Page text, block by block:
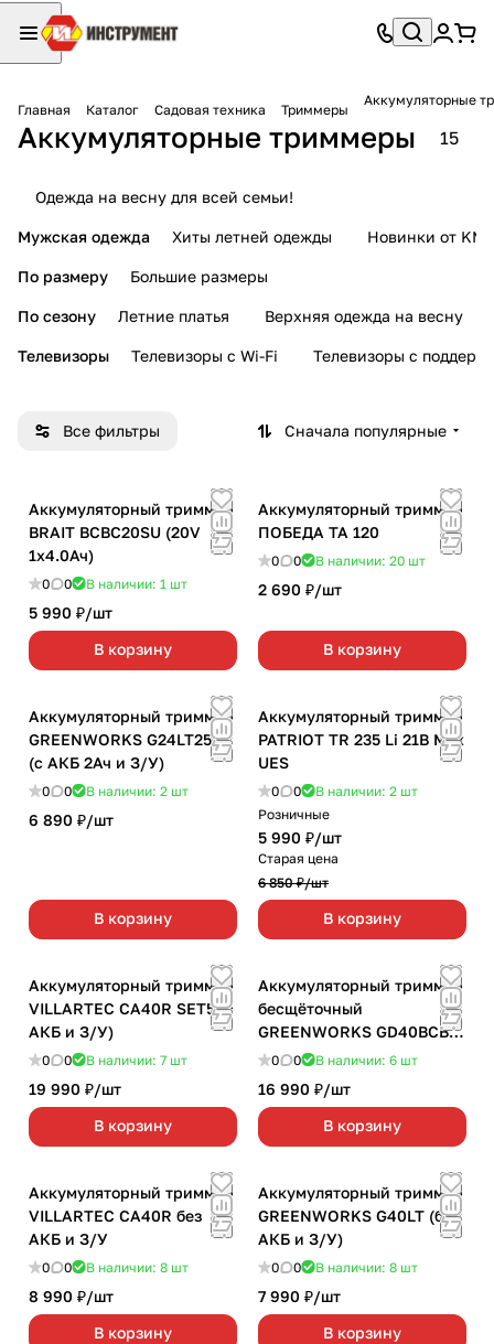
Главная Каталог Садовая техника Триммеры
Аккумуляторные
Аккумуляторные триммеры 15
Одежда на весну для всей семьи!
Мужская одежда Хиты летней одежды Новинки от KMI
По размеру Большие размеры
По сезону Летние платья Верхняя одежда на весну
Телевизоры Телевизоры с Wi-Fi Телевизоры с
Все фильтры Сначала популярные
Аккумуляторный триммер
BRAIT BCBC20SU (20V
1х4.0Ач)
0 0 В наличии: 1 шт
5 990 ₽/шт
В корзину
Аккумуляторный триммер
ПОБЕДА ТА 120
0 0 В наличии: 20 шт
2 690 ₽/шт
В корзину
Аккумуляторный триммер
GREENWORKS G24LT251
(с АКБ 2Ач и З/У)
0 0 В наличии: 2 шт
6 890 ₽/шт
В корзину
Аккумуляторный триммер
PATRIOT TR 235 Li 21B Max
UES
0 0 В наличии: 2 шт
Розничные
5 990 ₽/шт
Старая цена
6 850 ₽/шт
В корзину
Аккумуляторный триммер
VILLARTEC CA40R SET5 (с
АКБ и З/У)
0 0 В наличии: 7 шт
19 990 ₽/шт
В корзину
Аккумуляторный триммер
бесщёточный
GREENWORKS GD40BCB
(без АКБ и З/У)
0 0 В наличии: 6 шт
16 990 ₽/шт
В корзину
Аккумуляторный триммер
VILLARTEC СА40R без
АКБ и З/У
0 0 В наличии: 8 шт
8 990 ₽/шт
В корзину
Аккумуляторный триммер
GREENWORKS G40LT (без
АКБ и З/У)
0 0 В наличии: 8 шт
7 990 ₽/шт
В корзину